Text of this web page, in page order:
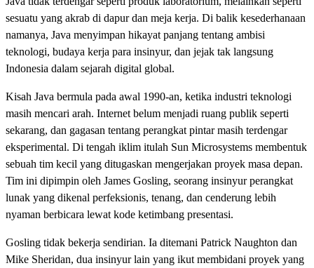
sesuatu yang akrab di dapur dan meja kerja. Di balik kesederhanaan
namanya, Java menyimpan hikayat panjang tentang ambisi
teknologi, budaya kerja para insinyur, dan jejak tak langsung
Indonesia dalam sejarah digital global.
Kisah Java bermula pada awal 1990-an, ketika industri teknologi
masih mencari arah. Internet belum menjadi ruang publik seperti
sekarang, dan gagasan tentang perangkat pintar masih terdengar
eksperimental. Di tengah iklim itulah Sun Microsystems membentuk
sebuah tim kecil yang ditugaskan mengerjakan proyek masa depan.
Tim ini dipimpin oleh James Gosling, seorang insinyur perangkat
lunak yang dikenal perfeksionis, tenang, dan cenderung lebih
nyaman berbicara lewat kode ketimbang presentasi.
Gosling tidak bekerja sendirian. Ia ditemani Patrick Naughton dan
Mike Sheridan, dua insinyur lain yang ikut membidani proyek yang